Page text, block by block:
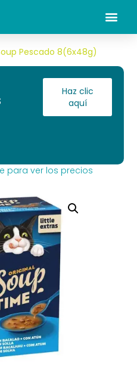
Pescado 8(6x48g)
Haz clic
aquí
para ver los precios